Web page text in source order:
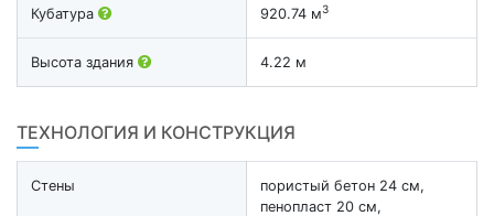
Кубатура 920.74 м3
Высота здания 4.22 м
ТЕХНОЛОГИЯ И КОНСТРУКЦИЯ
Стены
пористый бетон 24 см,
пенопласт 20 см,